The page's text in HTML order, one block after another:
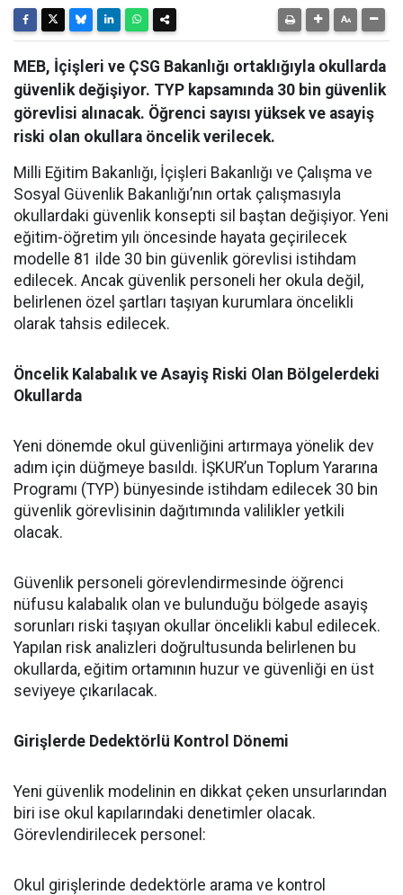
MEB, İçişleri ve ÇSG Bakanlığı ortaklığıyla okullarda
güvenlik değişiyor. TYP kapsamında 30 bin güvenlik
görevlisi alınacak. Öğrenci sayısı yüksek ve asayiş
riski olan okullara öncelik verilecek.
Milli Eğitim Bakanlığı, İçişleri Bakanlığı ve Çalışma ve
Sosyal Güvenlik Bakanlığı’nın ortak çalışmasıyla
okullardaki güvenlik konsepti sil baştan değişiyor. Yeni
eğitim-öğretim yılı öncesinde hayata geçirilecek
modelle 81 ilde 30 bin güvenlik görevlisi istihdam
edilecek. Ancak güvenlik personeli her okula değil,
belirlenen özel şartları taşıyan kurumlara öncelikli
olarak tahsis edilecek.
Öncelik Kalabalık ve Asayiş Riski Olan Bölgelerdeki
Okullarda
​Yeni dönemde okul güvenliğini artırmaya yönelik dev
adım için düğmeye basıldı. İŞKUR’un Toplum Yararına
Programı (TYP) bünyesinde istihdam edilecek 30 bin
güvenlik görevlisinin dağıtımında valilikler yetkili
olacak.
​Güvenlik personeli görevlendirmesinde öğrenci
nüfusu kalabalık olan ve bulunduğu bölgede asayiş
sorunları riski taşıyan okullar öncelikli kabul edilecek.
Yapılan risk analizleri doğrultusunda belirlenen bu
okullarda, eğitim ortamının huzur ve güvenliği en üst
seviyeye çıkarılacak.
Girişlerde Dedektörlü Kontrol Dönemi
​Yeni güvenlik modelinin en dikkat çeken unsurlarından
biri ise okul kapılarındaki denetimler olacak.
Görevlendirilecek personel:
​Okul girişlerinde dedektörle arama ve kontrol